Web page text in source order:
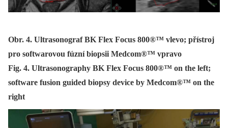
Obr. 4. Ultrasonograf BK Flex Focus 800®™ vlevo; přístroj
pro softwarovou fúzní biopsii Medcom®™ vpravo
Fig. 4. Ultrasonography BK Flex Focus 800®™ on the left;
software fusion guided biopsy device by Medcom®™ on the
right